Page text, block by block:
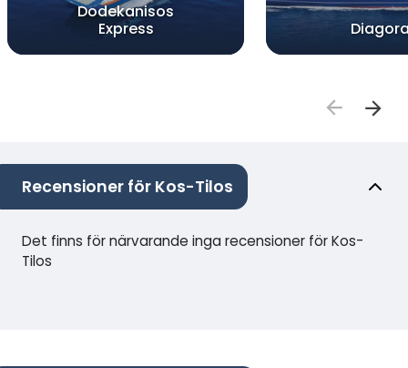
Dodekanisos
Express
Recensioner för Kos-Tilos
Det finns för närvarande inga recensioner för Kos-
Tilos